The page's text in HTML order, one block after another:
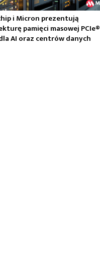
i Micron prezentują
pamięci masowej PCIe®
AI oraz centrów danych